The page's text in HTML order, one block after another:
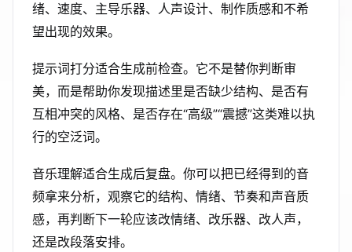
绪、速度、主导乐器、人声设计、制作质感和不希
望出现的效果。
提示词打分适合生成前检查。它不是替你判断审
美，而是帮助你发现描述里是否缺少结构、是否有
互相冲突的风格、是否存在“高级”“震撼”这类难以执
行的空泛词。
音乐理解适合生成后复盘。你可以把已经得到的音
频拿来分析，观察它的结构、情绪、节奏和声音质
感，再判断下一轮应该改情绪、改乐器、改人声，
还是改段落安排。